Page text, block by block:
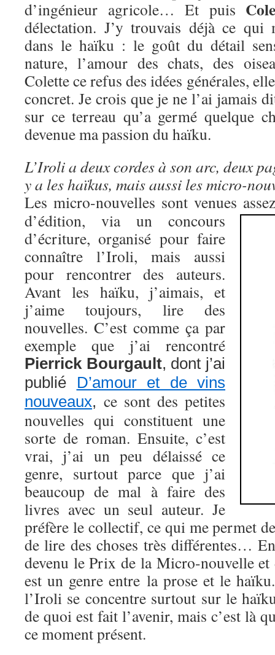
d’ingénieur agricole… Et puis
délectation. J’y trouvais déjà ce qui
dans le haïku : le goût du détail
nature, l’amour des chats, des
Colette ce refus des idées générales,
concret. Je crois que je ne l’ai jamais
sur ce terreau qu’a germé quelque
devenue ma passion du haïku.
L’Iroli a deux cordes à son arc, deux
y a les haïkus, mais aussi les micro-
Les micro-nouvelles sont venues
d’édition, via un concours
d’écriture, organisé pour faire
connaître l’Iroli, mais aussi
pour rencontrer des auteurs.
Avant les haïku, j’aimais, et
j’aime toujours, lire des
nouvelles. C’est comme ça par
exemple que j’ai rencontré
Pierrick Bourgault, dont j’ai
publié D’amour et de vins
nouveaux, ce sont des petites
nouvelles qui constituent une
sorte de roman. Ensuite, c’est
vrai, j’ai un peu délaissé ce
genre, surtout parce que j’ai
beaucoup de mal à faire des
livres avec un seul auteur. Je
préfère le collectif, ce qui me permet
de lire des choses très différentes…
devenu le Prix de la Micro-nouvelle
est un genre entre la prose et le
l’Iroli se concentre surtout sur le
de quoi est fait l’avenir, mais c’est là
ce moment présent.